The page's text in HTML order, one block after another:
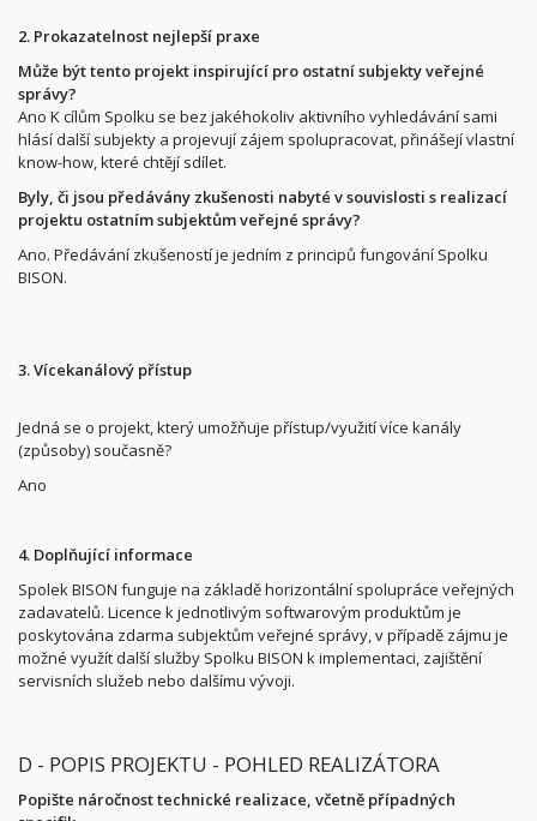
2. Prokazatelnost nejlepší praxe
Může být tento projekt inspirující pro ostatní subjekty veřejné
správy?
Ano K cílům Spolku se bez jakéhokoliv aktivního vyhledávání sami
hlásí další subjekty a projevují zájem spolupracovat, přinášejí vlastní
know-how, které chtějí sdílet.
Byly, či jsou předávány zkušenosti nabyté v souvislosti s realizací
projektu ostatním subjektům veřejné správy?
Ano. Předávání zkušeností je jedním z principů fungování Spolku
BISON.
3. Vícekanálový přístup
Jedná se o projekt, který umožňuje přístup/využití více kanály
(způsoby) současně?
Ano
4. Doplňující informace
Spolek BISON funguje na základě horizontální spolupráce veřejných
zadavatelů. Licence k jednotlivým softwarovým produktům je
poskytována zdarma subjektům veřejné správy, v případě zájmu je
možné využít další služby Spolku BISON k implementaci, zajištění
servisních služeb nebo dalšímu vývoji.
D - POPIS PROJEKTU - POHLED REALIZÁTORA
Popište náročnost technické realizace, včetně případných